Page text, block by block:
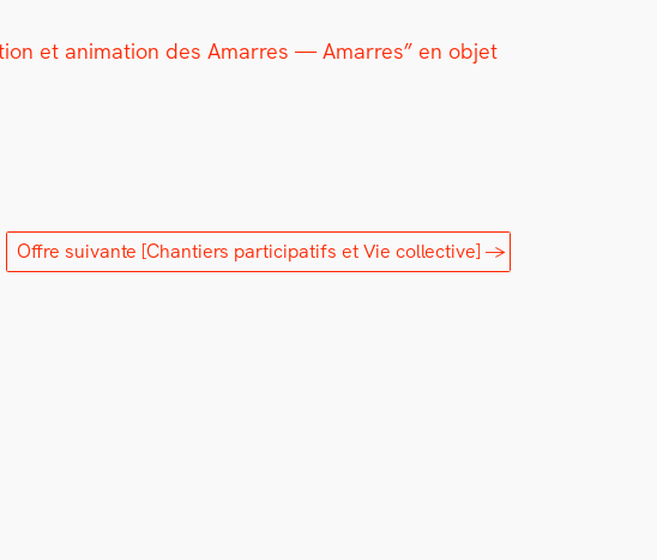
et ani­ma­tion des Amar­res — Amar­res” en objet
Offre suivante [Chantiers participatifs et Vie collective] →